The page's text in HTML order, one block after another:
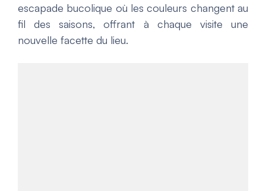
escapade bucolique où les couleurs changent au
fil des saisons, offrant à chaque visite une
nouvelle facette du lieu.